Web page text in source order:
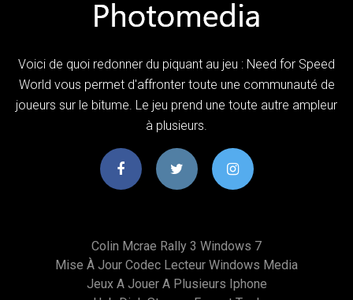
Voici de quoi redonner du piquant au jeu : Need for Speed
World vous permet d'affronter toute une communauté de
joueurs sur le bitume. Le jeu prend une toute autre ampleur
à plusieurs.
Colin Mcrae Rally 3 Windows 7
Mise À Jour Codec Lecteur Windows Media
Jeux A Jouer A Plusieurs Iphone